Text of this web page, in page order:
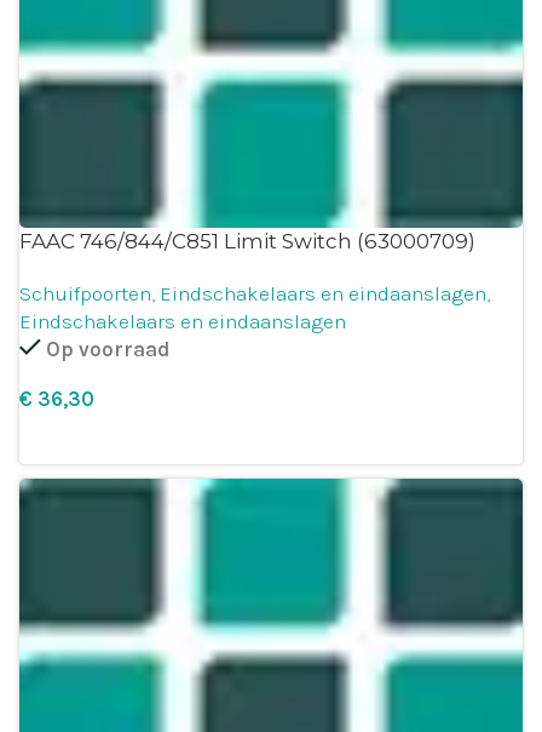
FAAC 746/844/C851 Limit Switch (63000709)
Schuifpoorten, Eindschakelaars en eindaanslagen,
Eindschakelaars en eindaanslagen
Op voorraad
€